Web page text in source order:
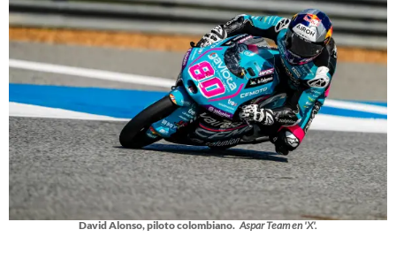
David Alonso, piloto colombiano. Aspar Team en 'X'.